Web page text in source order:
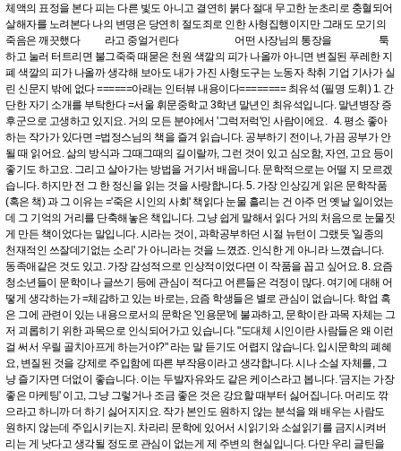
체액의 표정을 본다 피는 다른 빛도 아니고 결연히 붉다 절대 무고한 눈초리로 충혈되어
살해자를 노려본다 나의 변명은 당연히 절도죄로 인한 사형집행이지만 그래도 모기의
죽음은 깨끗했다 라고 중얼거린다 어떤 사장님의 통장을 툭
하고 눌러 터트리면 불그죽죽 때묻은 천원 색깔의 피가 나올까 아니면 변질된 푸레한 지
폐 색깔의 피가 나올까 생각해 보아도 내가 가진 사형도구는 노동자 착취 기업 기사가 실
린 신문지 밖에 없다 ======아래는 인터뷰 내용이다======== 최유석 (필명 도휘) 1. 간
단한 자기 소개를 부탁한다 =서울 휘문중학교 3학년 말년인 최유석입니다. 말년병장 증
후군으로 고생하고 있지요. 거의 모든 분야에서 '그럭저럭'인 사람이에요. 4. 평소 좋아
하는 작가가 있다면 =법정스님의 책을 즐겨 읽습니다. 공부하기 전이나, 가끔 공부가 안
될 때 읽어요. 삶의 방식과 그때그때의 길이랄까, 그런 것이 있고 심오함, 자연, 고요 등이
좋기도 하고요. 그리고 살아가는 방법을 거기서 배웁니다. 문학적으로는 어떨 지 모르겠
습니다. 하지만 전 그 한 정신을 읽는 것을 사랑합니다. 5. 가장 인상깊게 읽은 문학작품
(혹은 책) 과 그 이유는 ='죽은 시인의 사회' 책읽다 눈물 흘리는 건 아주 먼 옛날 일이었는
데 그 기억의 거리를 단축해놓은 책입니다. 그냥 쉽게 말해서 읽다 거의 처음으로 눈물짓
게 만든 책이었다는 말입니다. 시라는 것이, 과학공부하던 시절 뉴턴이 그랬듯 '일종의
천재적인 쓰잘데기없는 소리' 가 아니라는 것을 느꼈죠. 인식한 게 아니라 느꼈습니다.
동족애같은 것도 있고. 가장 감성적으로 인상적이었다면 이 작품을 꼽고 싶어요. 8. 요즘
청소년들이 문학이나 글쓰기 등에 관심이 적다고 어른들은 걱정이 많다. 여기에 대해 어
떻게 생각하는가 =체감하고 있는 바로는, 요즘 학생들은 별로 관심이 없습니다. 학업 혹
은 그에 관련이 있는 내용으로서의 문학은 '인용문'에 불과하고, 문학이란 과목 자체는 그
저 괴롭히기 위한 과목으로 인식되어가고 있습니다. "도대체 시인이란 사람들은 왜 이런
걸 써서 우릴 골치아프게 하는거야?" 라는 말 듣기도 어렵지 않습니다. 입시문학의 폐혜
요, 변질된 것을 강제로 주입함에 따른 부작용이라고 생각합니다. 시나 소설 자체를, 그
냥 즐기자면 더없이 좋습니다. 이는 두발자유와도 같은 케이스라고 봅니다. '금지는 가장
좋은 마케팅' 이고, 그냥 그렇거나 조금 좋은 것은 강요할 때부터 싫어집니다. 머리도 깎
으라고 하니까 더 하기 싫어지지요. 작가 본인도 원하지 않는 분석을 왜 배우는 사람도
원하지 않는데 주입시키는지. 차라리 문학에 있어서 시읽기와 소설읽기를 금지시켜버
리는 게 낫다고 생각될 정도로 관심이 없는게 제 주변의 현실입니다. 다만 우리 글틴을